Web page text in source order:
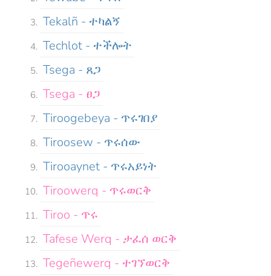
Tekalñ - ተካልኝ
Techlot - ተችሎት
Tsega - ጸጋ
Tsega - ፀጋ
Tiroogebeya - ጥሩገበያ
Tiroosew - ጥሩሰው
Tirooaynet - ጥሩአይነት
Tiroowerq - ጥሩወርቅ
Tiroo - ጥሩ
Tafese Werq - ታፈሰ ወርቅ
Tegeñewerq - ተገኘወርቅ